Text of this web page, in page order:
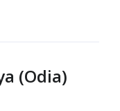
(Odia)